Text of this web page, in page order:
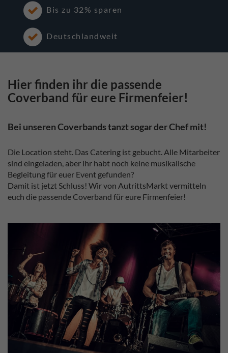
Bis zu 32% sparen
Deutschlandweit
Hier finden ihr die passende
Coverband für eure Firmenfeier!
Bei unseren Coverbands tanzt sogar der Chef mit!
Die Location steht. Das Catering ist gebucht. Alle Mitarbeiter
sind eingeladen, aber ihr habt noch keine musikalische
Begleitung für euer Event gefunden?
Damit ist jetzt Schluss! Wir von AutrittsMarkt vermitteln
euch die passende Coverband für eure Firmenfeier!